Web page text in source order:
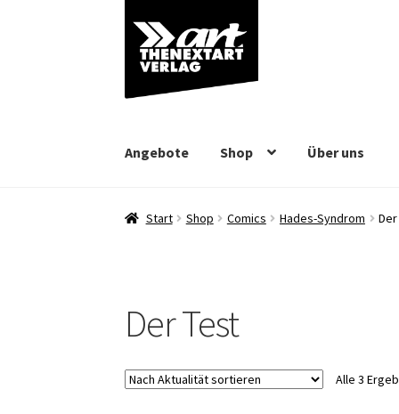
Zur
Navigation
springen
Zum
Inhalt
springen
Angebote Shop Über uns
Start Shop Comics Hades-Syndrom
Der Test
Alle 3